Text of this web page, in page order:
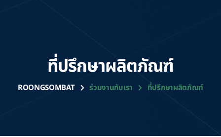
ที่ปรึกษาผลิตภัณฑ์
ROONGSOMBAT ร่วมงานกับเรา ที่ปรึกษาผลิตภัณฑ์